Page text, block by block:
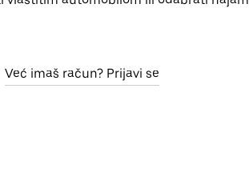
Već imaš račun? Prijavi se